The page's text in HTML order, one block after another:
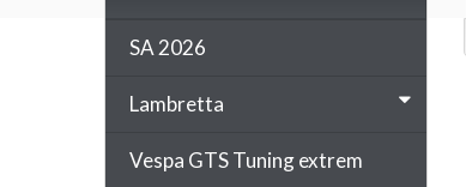
SA 2026
Lambretta
Vespa GTS Tuning extrem